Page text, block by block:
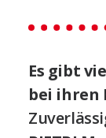
Es gibt
bei ihren